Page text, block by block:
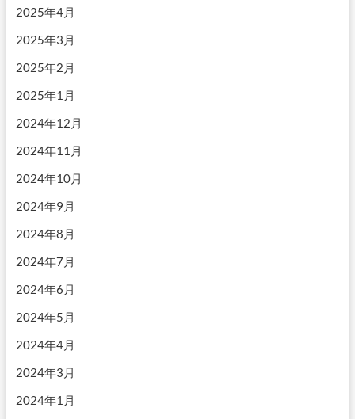
2025年4月
2025年3月
2025年2月
2025年1月
2024年12月
2024年11月
2024年10月
2024年9月
2024年8月
2024年7月
2024年6月
2024年5月
2024年4月
2024年3月
2024年1月